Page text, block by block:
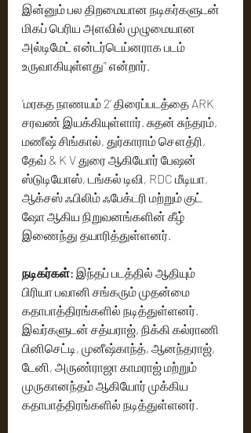
இன்னும் பல திறமையான நடிகர்களுடன்
மிகப் பெரிய அளவில் முழுமையான
அல்டிமேட் என்டர்டெய்னராக படம்
உருவாகியுள்ளது” என்றார்.
‘மரகத நாணயம் 2’ திரைப்படத்தை ARK
சரவண் இயக்கியுள்ளார். சுதன் சுந்தரம்,
மணீஷ் சிங்கால், துர்காராம் சௌத்ரி,
தேவ் & K V துரை ஆகியோர் பேஷன்
ஸ்டுடியோஸ், டங்கல் டிவி, RDC மீடியா,
ஆக்சஸ் ஃபிலிம் ஃபேக்டரி மற்றும் குட்
ஷோ ஆகிய நிறுவனங்களின் கீழ்
இணைந்து தயாரித்துள்ளனர்.
நடிகர்கள்: இந்தப் படத்தில் ஆதியும்
பிரியா பவானி சங்கரும் முதன்மை
கதாபாத்திரங்களில் நடித்துள்ளனர்.
இவர்களுடன் சத்யராஜ், நிக்கி கல்ராணி
பினிசெட்டி, முனீஷ்காந்த், ஆனந்தராஜ்,
டேனி, அருண்ராஜா காமராஜ் மற்றும்
முருகானந்தம் ஆகியோர் முக்கிய
கதாபாத்திரங்களில் நடித்துள்ளனர்.